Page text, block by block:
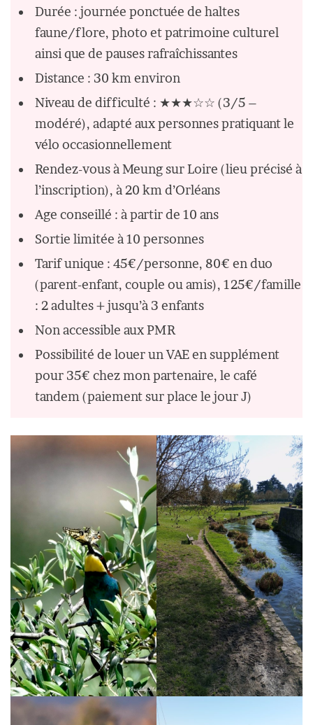
Durée : journée ponctuée de haltes
faune/flore, photo et patrimoine culturel
ainsi que de pauses rafraîchissantes
Distance : 30 km environ
Niveau de difficulté : ★★★☆☆ (3/5 –
modéré), adapté aux personnes pratiquant le
vélo occasionnellement
Rendez-vous à Meung sur Loire (lieu précisé à
l’inscription), à 20 km d’Orléans
Age conseillé : à partir de 10 ans
Sortie limitée à 10 personnes
Tarif unique : 45€/personne, 80€ en duo
(parent-enfant, couple ou amis), 125€/famille
: 2 adultes + jusqu’à 3 enfants
Non accessible aux PMR
Possibilité de louer un VAE en supplément
pour 35€ chez mon partenaire, le café
tandem (paiement sur place le jour J)